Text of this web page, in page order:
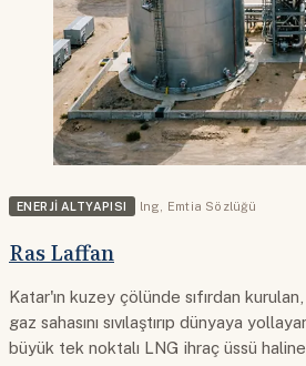
ENERJI ALTYAPISI lng Emtia Sözlüğü
Ras Laffan
Katar'ın kuzey çölünde sıfırdan
gaz sahasını sıvılaştırıp dünyaya
büyük tek noktalı LNG ihraç üssü